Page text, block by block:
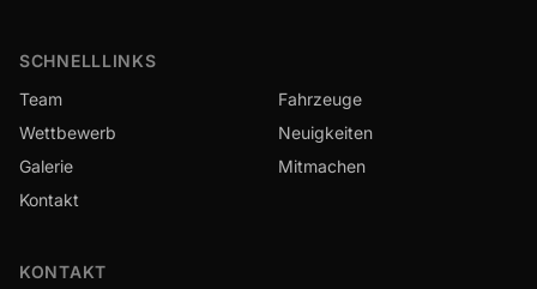
SCHNELLLINKS
Team
Fahrzeuge
Wettbewerb
Neuigkeiten
Galerie
Mitmachen
Kontakt
KONTAKT